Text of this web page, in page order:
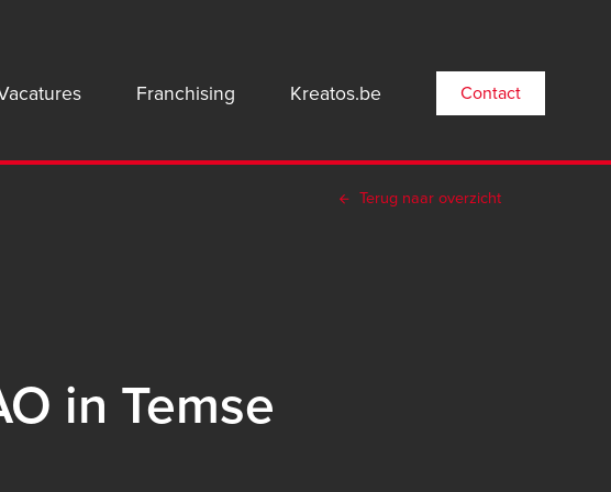
Franchising Kreatos.be Contact
Terug naar overzicht
in Temse